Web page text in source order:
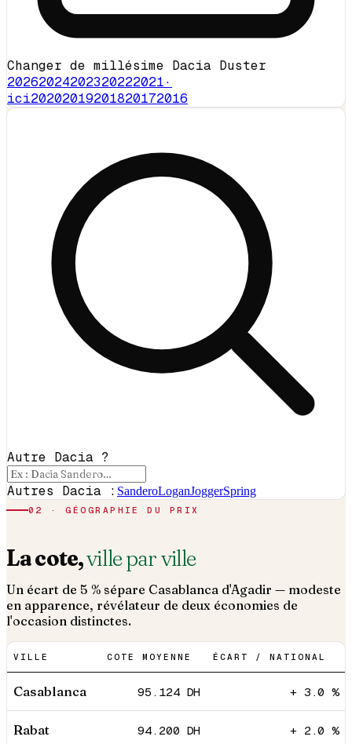
Changer de millésime Dacia Duster
20262024202320222021·
ici20202019201820172016
Autre Dacia ?
Autres Dacia : SanderoLoganJoggerSpring
02 · GÉOGRAPHIE DU PRIX
La cote,ville par ville
Un écart de 5 % sépare Casablanca d'Agadir — modeste
en apparence, révélateur de deux économies de
l'occasion distinctes.
VILLE COTE MOYENNE ÉCART / NATIONAL
Casablanca 95.124DH + 3.0 %
Rabat 94.200 DH + 2.0 %